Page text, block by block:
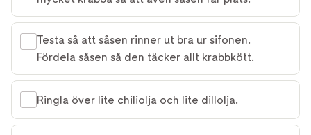
Testa så att såsen rinner ut bra ur sifonen.
Fördela såsen så den täcker allt krabbkött.
Ringla över lite chiliolja och lite dillolja.